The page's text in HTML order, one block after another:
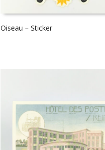
Oiseau – Sticker